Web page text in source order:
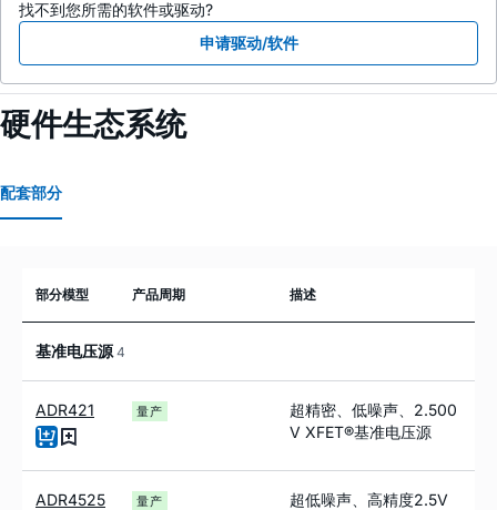
找不到您所需的软件或驱动?
申请驱动/软件
硬件生态系统
配套部分
部分模型 产品周期 描述
基准电压源 4
ADR421 量产
超精密、低噪声、2.500
V XFET®基准电压源
ADR4525 量产
超低噪声、高精度2.5V